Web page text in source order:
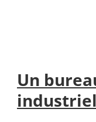
Un
industriel